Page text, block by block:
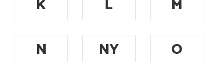
K L
M
N
NY
O